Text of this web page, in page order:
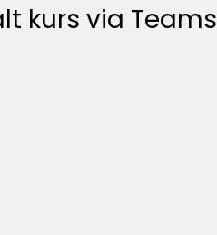
kurs via Teams